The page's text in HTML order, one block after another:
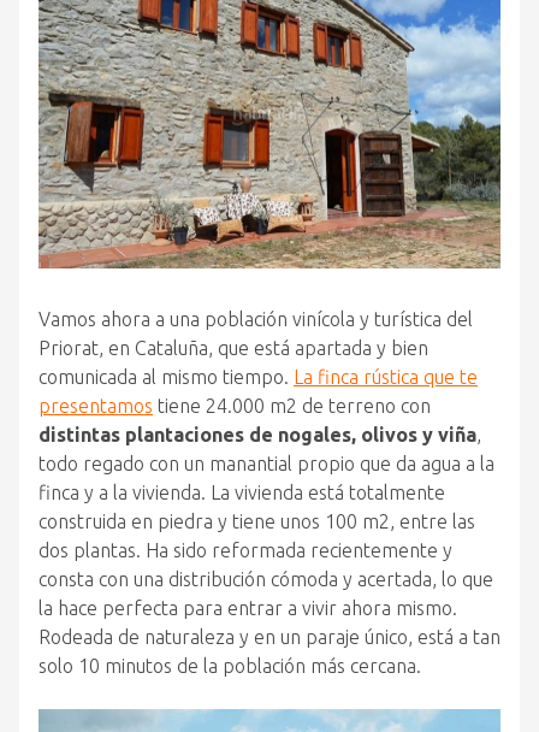
Vamos ahora a una población vinícola y turística del
Priorat, en Cataluña, que está apartada y bien
comunicada al mismo tiempo.
La finca rústica que te
presentamos tiene 24.000 m2 de terreno con
distintas plantaciones de nogales, olivos y viña,
todo regado con un manantial propio que da agua a la
finca y a la vivienda. La vivienda está totalmente
construida en piedra y tiene unos 100 m2, entre las
dos plantas. Ha sido reformada recientemente y
consta con una distribución cómoda y acertada, lo que
la hace perfecta para entrar a vivir ahora mismo.
Rodeada de naturaleza y en un paraje único, está a tan
solo 10 minutos de la población más cercana.